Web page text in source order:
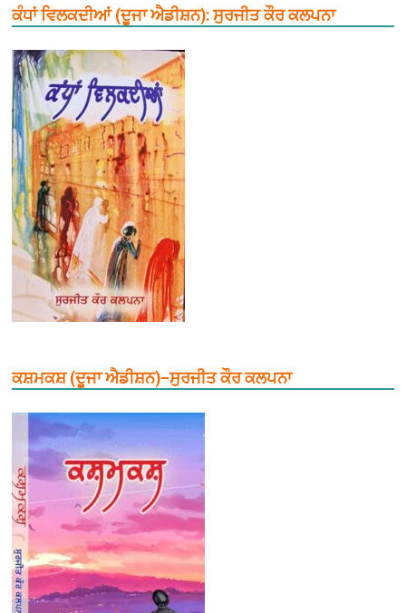
ਕੰਧਾਂ ਵਿਲਕਦੀਆਂ (ਦੂਜਾ ਐਡੀਸ਼ਨ): ਸੁਰਜੀਤ ਕੌਰ ਕਲਪਨਾ
ਕਸ਼ਮਕਸ਼ (ਦੂਜਾ ਐਡੀਸ਼ਨ)–ਸੁਰਜੀਤ ਕੌਰ ਕਲਪਨਾ